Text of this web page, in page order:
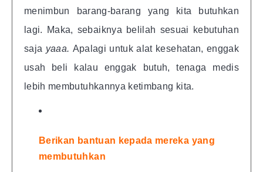
menimbun barang-barang yang kita butuhkan
lagi. Maka, sebaiknya belilah sesuai kebutuhan
saja yaaa. Apalagi untuk alat kesehatan, enggak
usah beli kalau enggak butuh, tenaga medis
lebih membutuhkannya ketimbang kita.
Berikan bantuan kepada mereka yang
membutuhkan